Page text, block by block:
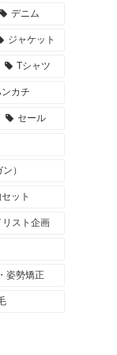
デニム
ジャケット
Tシャツ
カチ
セール
）
ット
リスト企画
姿勢矯正